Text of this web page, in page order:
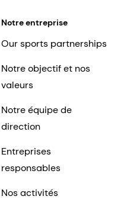
Notre entreprise
Our sports partnerships
Notre objectif et nos
valeurs
Notre équipe de
direction
Entreprises
responsables
Nos activités